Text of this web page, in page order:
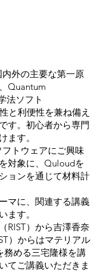
内外の主要な第一原
Quantum
法ソフト
と利便性を兼ね備え
す。初心者から専門
ます。
トウェアにご興味
対象に、Quloudを
ョンを通じて材料計
マに、関連する講義
ます。
RIST）から吉澤香奈
）からはマテリアル
務める三宅隆様を講
てご講義いただきま